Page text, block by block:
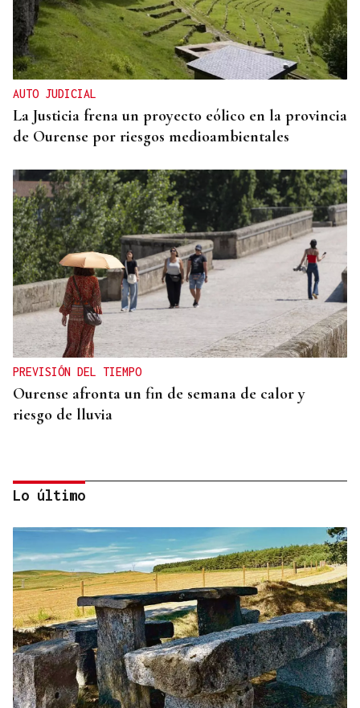
AUTO JUDICIAL
La Justicia frena un proyecto eólico en la provincia
de Ourense por riesgos medioambientales
PREVISIÓN DEL TIEMPO
Ourense afronta un fin de semana de calor y
riesgo de lluvia
LOS TITULARES DE HOY
La portada de La Región de este viernes, 7 de
agosto
Lo último